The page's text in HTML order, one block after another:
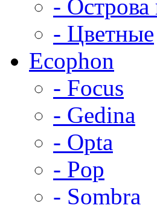
-
- Цветные
Ecophon
- Focus
- Gedina
- Opta
- Pop
- Sombra